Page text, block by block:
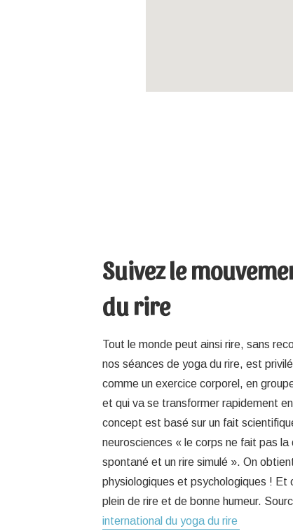
Suivez le
du rire
Tout le monde peut ainsi rire, sans
nos séances de yoga du rire, est
comme un exercice corporel, en
et qui va se transformer rapidement
concept est basé sur un fait
neurosciences « le corps ne fait pas la
spontané et un rire simulé ». On
physiologiques et psychologiques ! Et
plein de rire et de bonne humeur.
international du yoga du rire